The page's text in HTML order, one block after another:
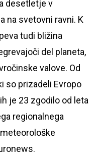
desetletje v
na svetovni ravni. K
tudi bližina
del planeta,
valove. Od
so prizadeli Evropo
je 23 zgodilo od leta
regionalnega